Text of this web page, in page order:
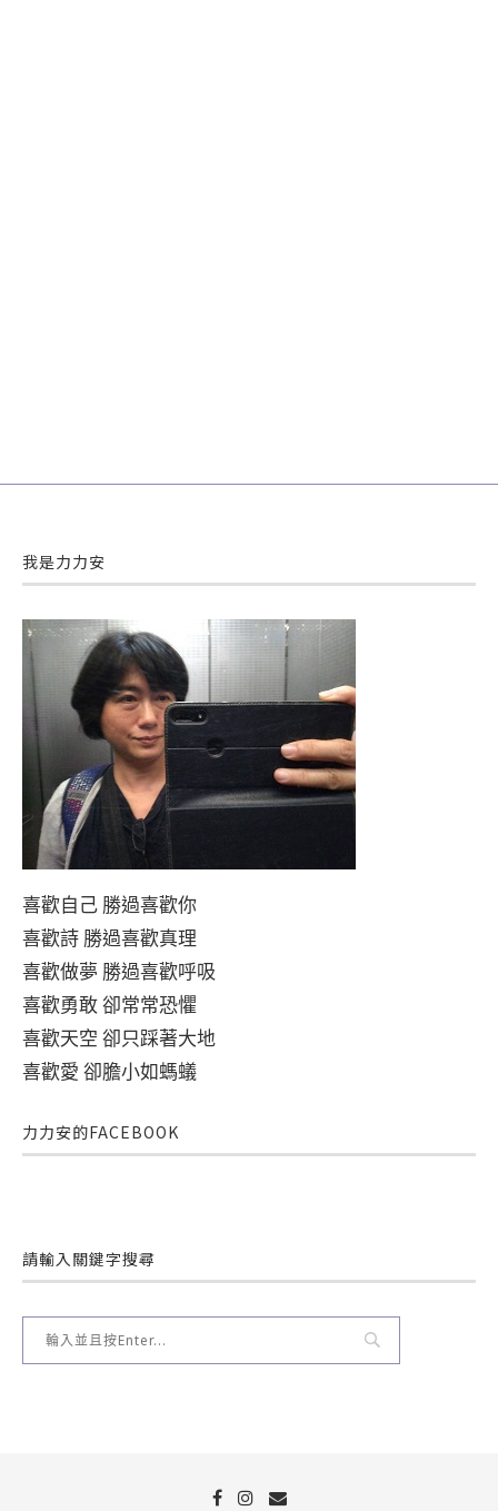
我是力力安
喜歡自己 勝過喜歡你
喜歡詩 勝過喜歡真理
喜歡做夢 勝過喜歡呼吸
喜歡勇敢 卻常常恐懼
喜歡天空 卻只踩著大地
喜歡愛 卻膽小如螞蟻
力力安的FACEBOOK
請輸入關鍵字搜尋